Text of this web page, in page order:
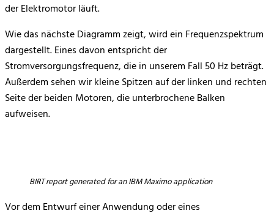
der Elektromotor läuft.
Wie das nächste Diagramm zeigt, wird ein Frequenzspektrum
dargestellt. Eines davon entspricht der
Stromversorgungsfrequenz, die in unserem Fall 50 Hz beträgt.
Außerdem sehen wir kleine Spitzen auf der linken und rechten
Seite der beiden Motoren, die unterbrochene Balken
aufweisen.
BIRT report generated for an IBM Maximo application
Vor dem Entwurf einer Anwendung oder eines